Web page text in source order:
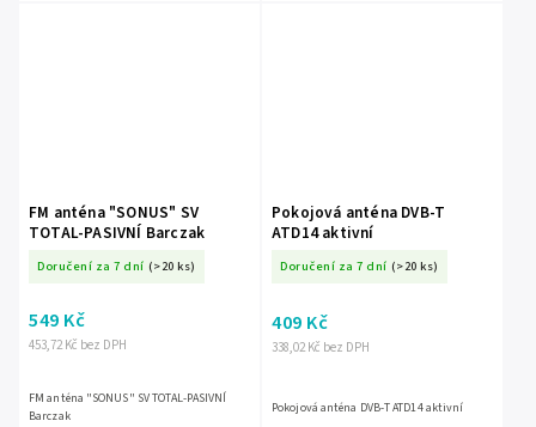
FM anténa "SONUS" SV
TOTAL-PASIVNÍ Barczak
Doručení za 7 dní (>20 ks)
453,72 Kč bez DPH
549 Kč
FM anténa "SONUS" SV TOTAL-PASIVNÍ
Barczak
Pokojová anténa DVB-T
ATD14 aktivní
Doručení za 7 dní (>20 ks)
338,02 Kč bez DPH
409 Kč
Pokojová anténa DVB-T ATD14 aktivní